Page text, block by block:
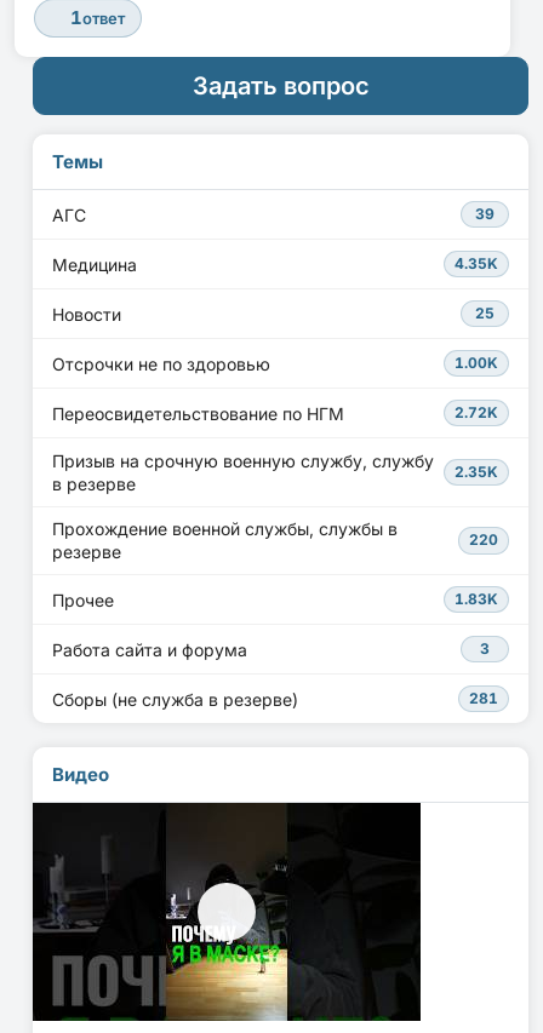
1ответ
Задать вопрос
Темы
АГС 39
Медицина 4.35K
Новости 25
Отсрочки не по здоровью 1.00K
Переосвидетельствование по НГМ 2.72K
Призыв на срочную военную службу, службу
в резерве
2.35K
Прохождение военной службы, службы в
резерве
220
Прочее 1.83K
Работа сайта и форума 3
Сборы (не служба в резерве) 281
Видео